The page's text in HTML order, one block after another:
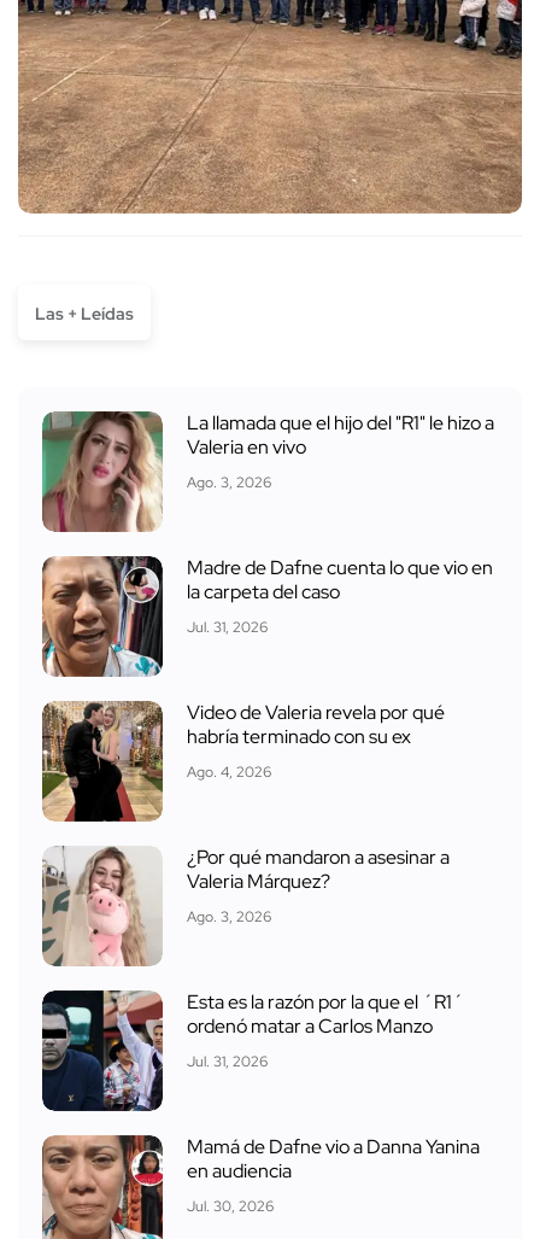
Las + Leídas
La llamada que el hijo del "R1" le hizo a
Valeria en vivo
Ago. 3, 2026
Madre de Dafne cuenta lo que vio en
la carpeta del caso
Jul. 31, 2026
Video de Valeria revela por qué
habría terminado con su ex
Ago. 4, 2026
¿Por qué mandaron a asesinar a
Valeria Márquez?
Ago. 3, 2026
Esta es la razón por la que el ´R1´
ordenó matar a Carlos Manzo
Jul. 31, 2026
Mamá de Dafne vio a Danna Yanina
en audiencia
Jul. 30, 2026